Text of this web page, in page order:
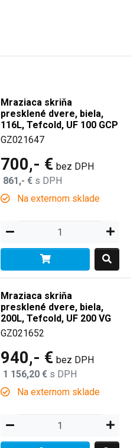
Mraziaca skriňa
presklené dvere, biela,
116L, Tefcold, UF 100 GCP
GZ021647
700,- € bez DPH
861,- € s DPH
Na externom sklade
Mraziaca skriňa
presklené dvere, biela,
200L, Tefcold, UF 200 VG
GZ021652
940,- € bez DPH
1 156,20 € s DPH
Na externom sklade